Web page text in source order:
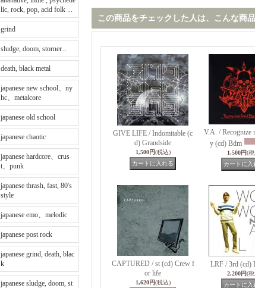
lic, rock, pop, acid folk ...
grind
sludge, doom, storner...
death, black metal
japanese new school、ny
hc、metalcore
japanese old school
japanese chaotic
japanese hardcore、crus
t、punk
japanese thrash, fast, 80's
style
japanese emo、melodic
japanese post rock
japanese grind, death, blac
k
japanese sludge, doom, st
この商品をチェックした人は、こんな商
GIVE LIFE / Indomitable (c
d) Grandside
1,500円(税込)
V.A. / Recognize
y (cd) Bdm
1,500円(
CAPTURED / st (cd) Crew f
or life
1,620円(税込)
LRF / 3rd (cd)
2,200円(